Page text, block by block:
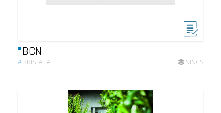
BCN
# KRISTALIA NINCS